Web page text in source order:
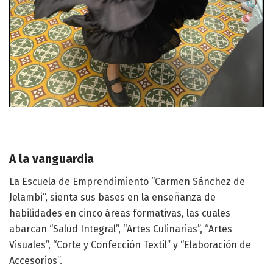
A la vanguardia
La Escuela de Emprendimiento “Carmen Sánchez de
Jelambi”, sienta sus bases en la enseñanza de
habilidades en cinco áreas formativas, las cuales
abarcan “Salud Integral”, “Artes Culinarias”, “Artes
Visuales”, “Corte y Confección Textil” y “Elaboración de
Accesorios”.